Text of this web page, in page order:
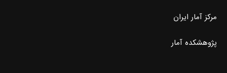
مرکز آمار ایران
پژوهشکده آمار